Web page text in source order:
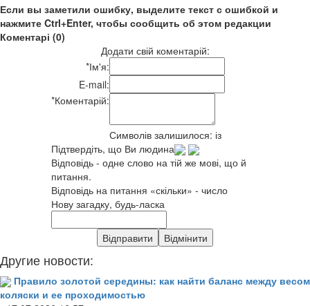
Если вы заметили ошибку, выделите текст с ошибкой и
нажмите Ctrl+Enter, чтобы сообщить об этом редакции
Коментарі (0)
Додати свій коментарій:
*Ім'я:
E-mail:
*Коментарій:
Символів залишилося: із
Підтвердіть, що Ви людина
Відповідь - одне слово на тій же мові, що й
питання.
Відповідь на питання «скільки» - число
Нову загадку, будь-ласка
Другие новости:
Правило золотой середины: как найти баланс между весом
коляски и ее проходимостью